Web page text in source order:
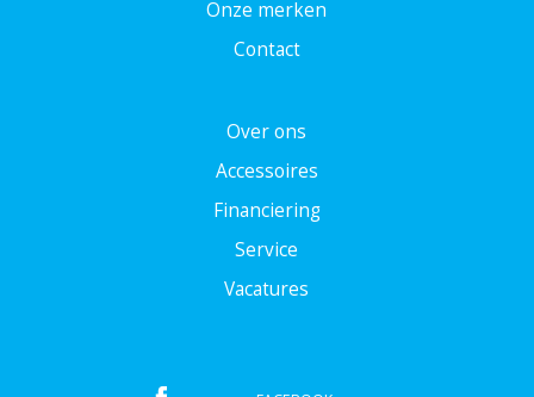
Onze merken
Contact
Over ons
Accessoires
Financiering
Service
Vacatures